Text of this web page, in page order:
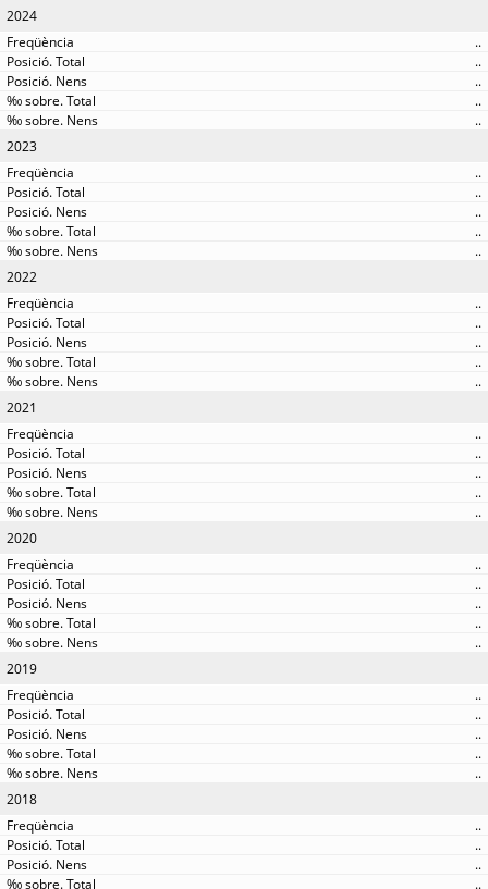
2024
..
..
..
..
..
2023
..
..
..
..
..
2022
..
..
..
..
..
2021
..
..
..
..
..
2020
..
..
..
..
..
2019
..
..
..
..
..
2018
..
..
..
..